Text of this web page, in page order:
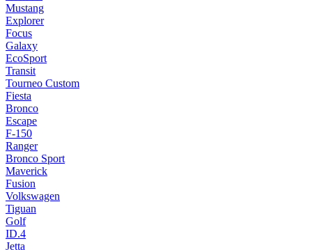
Mustang
Explorer
Focus
Galaxy
EcoSport
Transit
Tourneo Custom
Fiesta
Bronco
Escape
F-150
Ranger
Bronco Sport
Maverick
Fusion
Volkswagen
Tiguan
Golf
ID.4
Jetta